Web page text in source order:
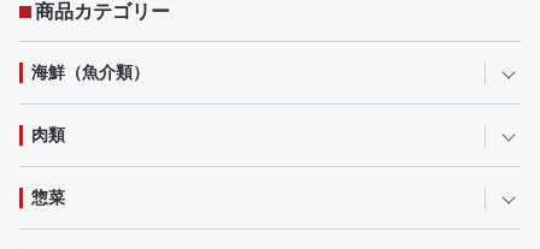
商品カテゴリー
海鮮（魚介類）
肉類
惣菜